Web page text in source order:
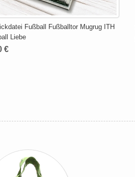
Fußball Fußballtor Mugrug ITH
Liebe
€